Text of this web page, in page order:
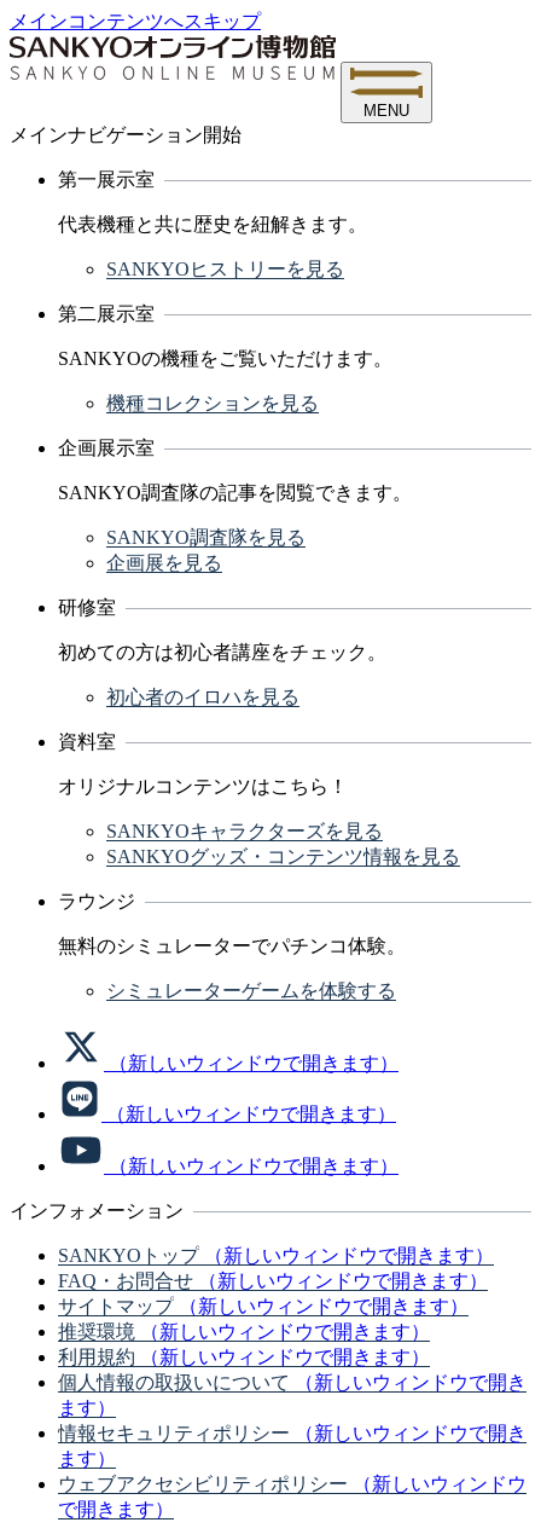
メインコンテンツへスキップ
MENU
メインナビゲーション開始
第一展示室
代表機種と共に歴史を紐解きます。
SANKYOヒストリーを見る
第二展示室
SANKYOの機種をご覧いただけます。
機種コレクションを見る
企画展示室
SANKYO調査隊の記事を閲覧できます。
SANKYO調査隊を見る
企画展を見る
研修室
初めての方は初心者講座をチェック。
初心者のイロハを見る
資料室
オリジナルコンテンツはこちら！
SANKYOキャラクターズを見る
SANKYOグッズ・コンテンツ情報を見る
ラウンジ
無料のシミュレーターでパチンコ体験。
シミュレーターゲームを体験する
（新しいウィンドウで開きます）
（新しいウィンドウで開きます）
（新しいウィンドウで開きます）
インフォメーション
SANKYOトップ
（新しいウィンドウで開きます）
FAQ・お問合せ
（新しいウィンドウで開きます）
サイトマップ
（新しいウィンドウで開きます）
推奨環境
（新しいウィンドウで開きます）
利用規約
（新しいウィンドウで開きます）
個人情報の取扱いについて
（新しいウィンドウで開き
ます）
情報セキュリティポリシー
（新しいウィンドウで開き
ます）
ウェブアクセシビリティポリシー
（新しいウィンドウ
で開きます）